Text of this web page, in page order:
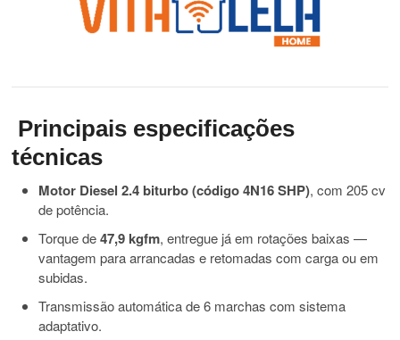
Principais especificações
técnicas
Motor Diesel 2.4 biturbo (código 4N16 SHP), com 205 cv
de potência.
Torque de47,9 kgfm, entregue já em rotações baixas —
vantagem para arrancadas e retomadas com carga ou em
subidas.
Transmissão automática de 6 marchas com sistema
adaptativo.